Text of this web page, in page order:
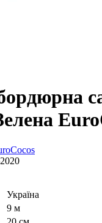
Україна
9 м